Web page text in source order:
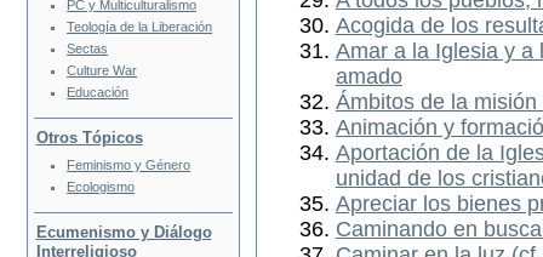
Acogida de los
Amar a la Iglesia y a
amado
Ámbitos de la
Animación y
Aportación de la
unidad de los
Apreciar los bienes
Caminando en
PC y Multiculturalismo
Teología de la Liberación
Sectas
Culture War
Educación
Otros Tópicos
Feminismo y Género
Ecologismo
Ecumenismo y Diálogo
Interreligioso